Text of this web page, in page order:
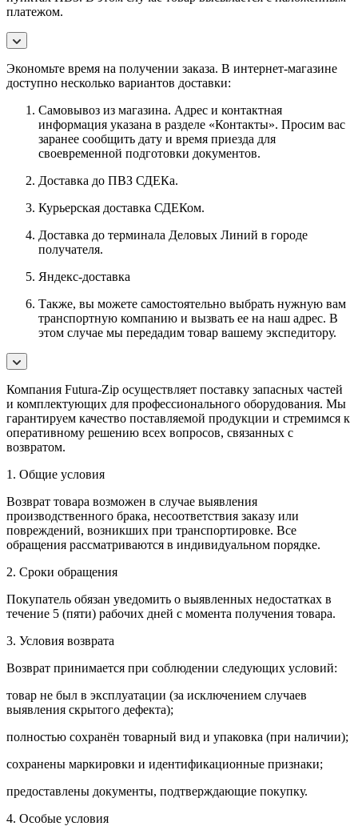
платежом.
Экономьте время на получении заказа. В интернет-магазине
доступно несколько вариантов доставки:
Самовывоз из магазина. Адрес и контактная
информация указана в разделе «Контакты». Просим вас
заранее сообщить дату и время приезда для
своевременной подготовки документов.
Доставка до ПВЗ СДЕКа.
Курьерская доставка СДЕКом.
Доставка до терминала Деловых Линий в городе
получателя.
Яндекс-доставка
Также, вы можете самостоятельно выбрать нужную вам
транспортную компанию и вызвать ее на наш адрес. В
этом случае мы передадим товар вашему экспедитору.
Компания Futura-Zip осуществляет поставку запасных частей
и комплектующих для профессионального оборудования. Мы
гарантируем качество поставляемой продукции и стремимся к
оперативному решению всех вопросов, связанных с
возвратом.
1. Общие условия
Возврат товара возможен в случае выявления
производственного брака, несоответствия заказу или
повреждений, возникших при транспортировке. Все
обращения рассматриваются в индивидуальном порядке.
2. Сроки обращения
Покупатель обязан уведомить о выявленных недостатках в
течение 5 (пяти) рабочих дней с момента получения товара.
3. Условия возврата
Возврат принимается при соблюдении следующих условий:
товар не был в эксплуатации (за исключением случаев
выявления скрытого дефекта);
полностью сохранён товарный вид и упаковка (при наличии);
сохранены маркировки и идентификационные признаки;
предоставлены документы, подтверждающие покупку.
4. Особые условия